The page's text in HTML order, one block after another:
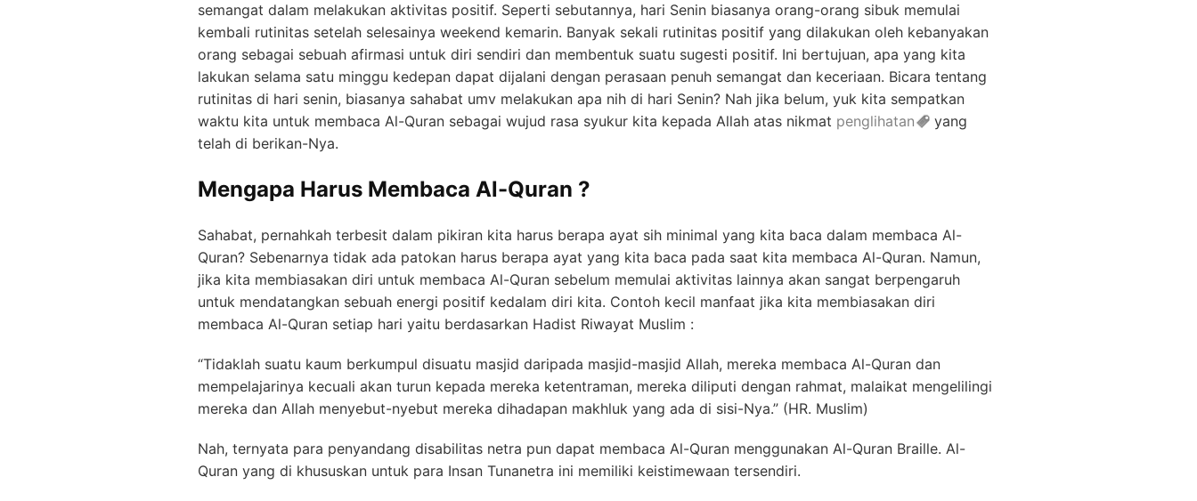
semangat dalam melakukan aktivitas positif. Seperti sebutannya, hari Senin biasanya orang-orang sibuk memulai
kembali rutinitas setelah selesainya weekend kemarin. Banyak sekali rutinitas positif yang dilakukan oleh kebanyakan
orang sebagai sebuah afirmasi untuk diri sendiri dan membentuk suatu sugesti positif. Ini bertujuan, apa yang kita
lakukan selama satu minggu kedepan dapat dijalani dengan perasaan penuh semangat dan keceriaan. Bicara tentang
rutinitas di hari senin, biasanya sahabat umv melakukan apa nih di hari Senin? Nah jika belum, yuk kita sempatkan
waktu kita untuk membaca Al-Quran sebagai wujud rasa syukur kita kepada Allah atas nikmat penglihatan
yang
telah di berikan-Nya.
Mengapa Harus Membaca Al-Quran ?
Sahabat, pernahkah terbesit dalam pikiran kita harus berapa ayat sih minimal yang kita baca dalam membaca Al-
Quran? Sebenarnya tidak ada patokan harus berapa ayat yang kita baca pada saat kita membaca Al-Quran. Namun,
jika kita membiasakan diri untuk membaca Al-Quran sebelum memulai aktivitas lainnya akan sangat berpengaruh
untuk mendatangkan sebuah energi positif kedalam diri kita. Contoh kecil manfaat jika kita membiasakan diri
membaca Al-Quran setiap hari yaitu berdasarkan Hadist Riwayat Muslim :
“Tidaklah suatu kaum berkumpul disuatu masjid daripada masjid-masjid Allah, mereka membaca Al-Quran dan
mempelajarinya kecuali akan turun kepada mereka ketentraman, mereka diliputi dengan rahmat, malaikat mengelilingi
mereka dan Allah menyebut-nyebut mereka dihadapan makhluk yang ada di sisi-Nya.” (HR. Muslim)
Nah, ternyata para penyandang disabilitas netra pun dapat membaca Al-Quran menggunakan Al-Quran Braille. Al-
Quran yang di khususkan untuk para Insan Tunanetra ini memiliki keistimewaan tersendiri.